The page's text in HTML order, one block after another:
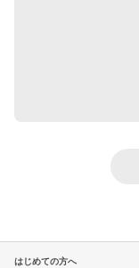
はじめての方へ